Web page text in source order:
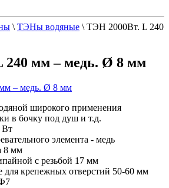
\ ТЭНы водяные \ ТЭН 2000Вт. L 240
240 мм – медь. Ø 8 мм
широкого применения
в бочку под душ и т.д.
Вт
элемента - медь
8 мм
с резьбой 17 мм
для крепежных отверстий 50-60 мм